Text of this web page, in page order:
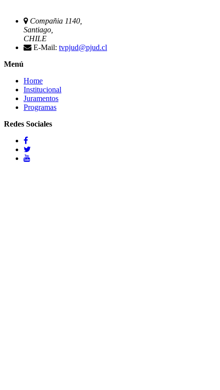
Compañia 1140,
Santiago,
CHILE
E-Mail: tvpjud@pjud.cl
Menú
Home
Institucional
Juramentos
Programas
Redes Sociales